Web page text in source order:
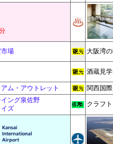
場 大阪湾
酒蔵見学
ム・アウトレット
関西国
ング泉佐野
ズ
クラフ